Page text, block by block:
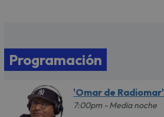
Programación
'Omar de Radiomar'
7:00pm - Media noche